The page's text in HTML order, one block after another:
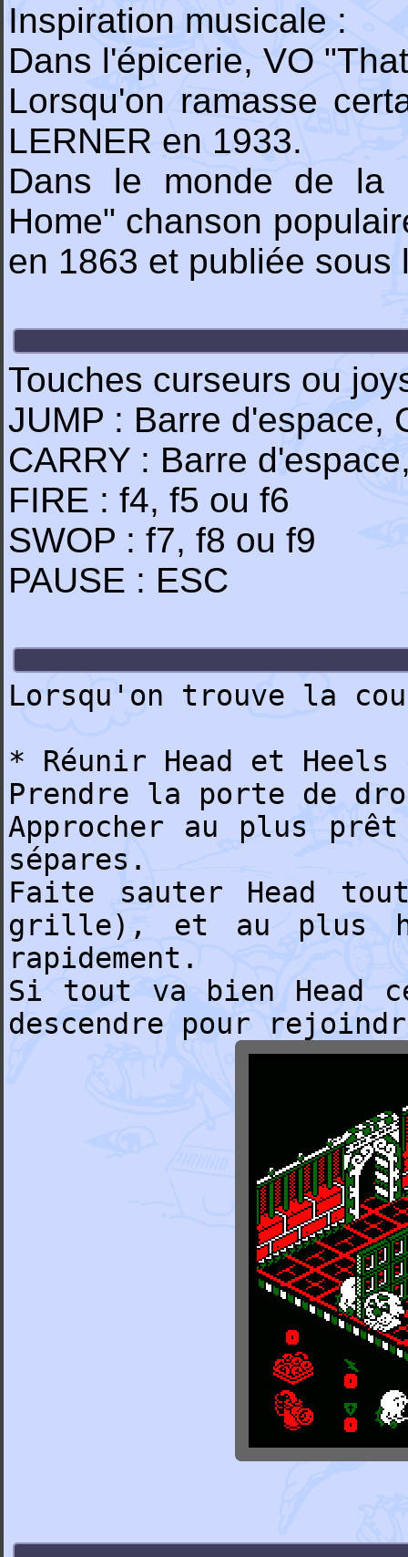
Inspiration musicale :
Dans l'épicerie, VO
Lorsqu'on ramasse
LERNER en 1933.
Dans le monde de la
Home" chanson
en 1863 et publiée sous
Touches curseurs ou
JUMP : Barre d'espace,
CARRY : Barre
FIRE : f4, f5 ou f6
SWOP : f7, f8 ou f9
PAUSE : ESC
Lorsqu'on trouve la
* Réunir Head et
Prendre la porte de
Approcher au plus
sépares.
Faite sauter Head
grille), et au plus
rapidement.
Si tout va bien
descendre pour